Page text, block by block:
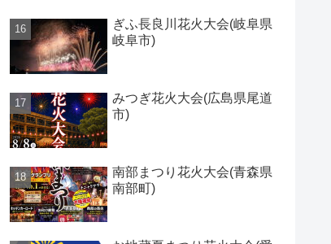
ぎふ長良川花火大会(岐阜県
岐阜市)
みつぎ花火大会(広島県尾道
市)
南部まつり花火大会(青森県
南部町)